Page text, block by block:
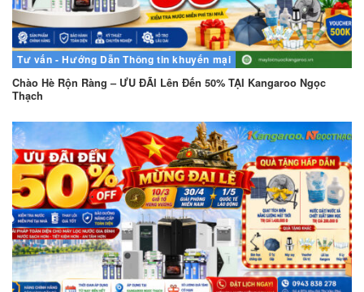
Tư vấn - Hướng Dẫn Thông tin khuyến mại
Chào Hè Rộn Ràng – ƯU ĐÃI Lên Đến 50% TẠI Kangaroo Ngọc
Thạch